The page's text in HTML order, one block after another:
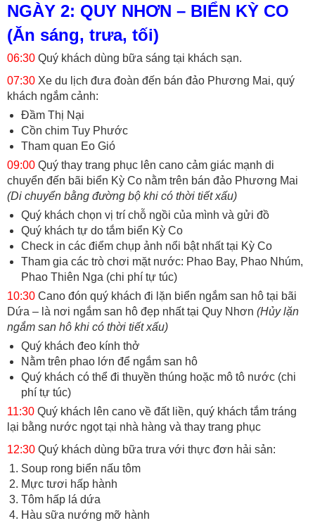
NGÀY 2: QUY NHƠN – BIỂN KỲ CO
(Ăn sáng, trưa, tối)
06:30 Quý khách dùng bữa sáng tại khách sạn.
07:30 Xe du lịch đưa đoàn đến bán đảo Phương Mai, quý
khách ngắm cảnh:
Đầm Thị Nại
Cồn chim Tuy Phước
Tham quan Eo Gió
09:00 Quý thay trang phục lên cano cảm giác mạnh di
chuyển đến bãi biển Kỳ Co nằm trên bán đảo Phương Mai
(Di chuyển bằng đường bộ khi có thời tiết xấu)
Quý khách chọn vị trí chỗ ngồi của mình và gửi đồ
Quý khách tự do tắm biển Kỳ Co
Check in các điểm chụp ảnh nổi bật nhất tại Kỳ Co
Tham gia các trò chơi mặt nước: Phao Bay, Phao Nhúm,
Phao Thiên Nga (chi phí tự túc)
10:30 Cano đón quý khách đi lặn biển ngắm san hô tại bãi
Dứa – là nơi ngắm san hô đẹp nhất tại Quy Nhơn (Hủy lặn
ngắm san hô khi có thời tiết xấu)
Quý khách đeo kính thở
Nằm trên phao lớn để ngắm san hô
Quý khách có thể đi thuyền thúng hoặc mô tô nước (chi
phí tự túc)
11:30 Quý khách lên cano về đất liền, quý khách tắm tráng
lại bằng nước ngọt tại nhà hàng và thay trang phục
12:30 Quý khách dùng bữa trưa với thực đơn hải sản:
Soup rong biển nấu tôm
Mực tươi hấp hành
Tôm hấp lá dứa
Hàu sữa nướng mỡ hành